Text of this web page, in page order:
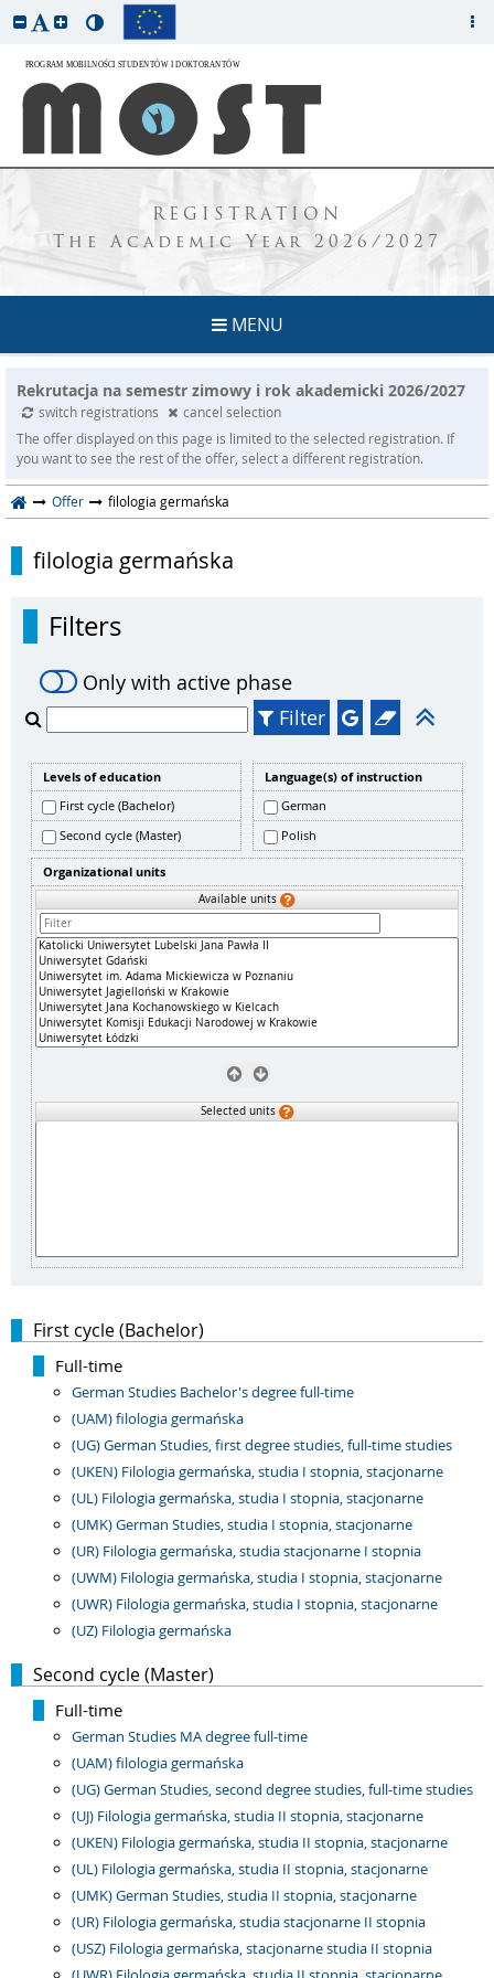
REGISTRATION
The Academic Year 2026/2027
MENU
Rekrutacja na semestr zimowy i rok akademicki 2026/2027
switch registrations
cancel selection
The offer displayed on this page is limited to the selected registration. If
you want to see the rest of the offer, select a different registration.
Offer filologia germańska
filologia germańska
Filters
Only with active phase
Filter
Levels of education
First cycle (Bachelor)
Second cycle (Master)
Language(s) of instruction
German
Polish
Organizational units
Available units
Selected units
First cycle (Bachelor)
Full-time
German Studies Bachelor's degree full-time
(UAM) filologia germańska
(UG) German Studies, first degree studies, full-time studies
(UKEN) Filologia germańska, studia I stopnia, stacjonarne
(UL) Filologia germańska, studia I stopnia, stacjonarne
(UMK) German Studies, studia I stopnia, stacjonarne
(UR) Filologia germańska, studia stacjonarne I stopnia
(UWM) Filologia germańska, studia I stopnia, stacjonarne
(UWR) Filologia germańska, studia I stopnia, stacjonarne
(UZ) Filologia germańska
Second cycle (Master)
Full-time
German Studies MA degree full-time
(UAM) filologia germańska
(UG) German Studies, second degree studies, full-time studies
(UJ) Filologia germańska, studia II stopnia, stacjonarne
(UKEN) Filologia germańska, studia II stopnia, stacjonarne
(UL) Filologia germańska, studia II stopnia, stacjonarne
(UMK) German Studies, studia II stopnia, stacjonarne
(UR) Filologia germańska, studia stacjonarne II stopnia
(USZ) Filologia germańska, stacjonarne studia II stopnia